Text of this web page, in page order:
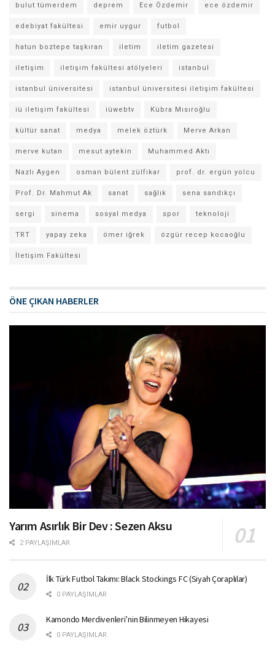
bulut tümerdem deprem Ece Özdemir ece özdemir
edebiyat fakültesi emir uygur futbol
hatun boztepe taşkıran iletim iletim gazetesi
iletişim iletişim fakültesi atölyeleri istanbul
istanbul üniversitesi istanbul üniversitesi iletişim fakültesi
iü iletişim fakültesi iüwebtv Kübra Mısıroğlu
kültür sanat medya melek öztürk Merve Arkan
merve kutan mesut aytekin Muhammed Aktı
Nazlı Aygen osman bülent zülfikar prof. dr. ergün yolcu
Prof. Dr. Mahmut Ak sanat sağlık sena sandıkçı
sergi sinema sosyal medya spor teknoloji
TRT yapay zeka ömer iğrek özgür recep kocaoğlu
İletişim Fakültesi
ÖNE ÇIKAN HABERLER
Yarım Asırlık Bir Dev : Sezen Aksu
2 PAYLAŞIMLAR
İlk Türk Futbol Takımı: Black Stockings FC (Siyah Çoraplılar)
0 PAYLAŞIMLAR
Kamondo Merdivenleri’nin Bilinmeyen Hikayesi
0 PAYLAŞIMLAR